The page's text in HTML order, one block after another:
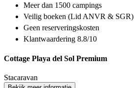
Meer dan 1500 campings
Veilig boeken (Lid ANVR & SGR)
Geen reserveringskosten
Klantwaardering 8.8/10
Cottage Playa del Sol Premium
Stacaravan